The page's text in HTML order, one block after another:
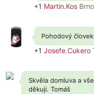
+1 Martin.Kos Brno
Pohodový
+1 Josefe.Cukero
Skvěla domluva a
děkuji. Tomáš